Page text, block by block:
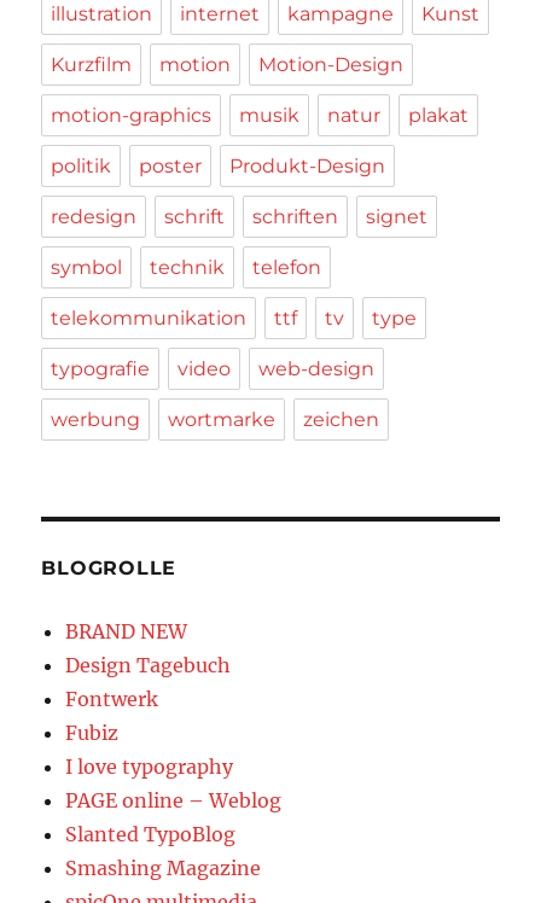
illustration internet kampagne Kunst
Kurzfilm motion Motion-Design
motion-graphics musik natur plakat
politik poster Produkt-Design
redesign schrift schriften signet
symbol technik telefon
telekommunikation ttf tv type
typografie video web-design
werbung wortmarke zeichen
BLOGROLLE
BRAND NEW
Design Tagebuch
Fontwerk
Fubiz
I love typography
PAGE online – Weblog
Slanted TypoBlog
Smashing Magazine